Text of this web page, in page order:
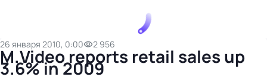
26 января 2010, 0:00 2 956
M.Video reports retail sales up
3.6% in 2009